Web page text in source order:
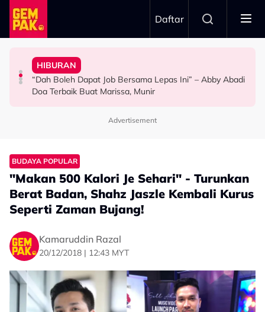
Skip to main content
Daftar
HIBURAN
Bawa Anak Ke Klinik, Syasya Rizal Terkejut Dikenali
Doktor
HIBURAN
“Dah Boleh Dapat Job Bersama Lepas Ini” – Abby Abadi
Doa Terbaik Buat Marissa, Munir
SELEBRITI
Michelle Yeoh Dinobatkan ‘Tokoh Perfileman Asia Tahun
Ini’ Di BIFF
BERITA
Kasihnya Ibu, Ikan Lumba-Lumba Enggan Tinggalkan
Anak Yang Sudah Mati
Advertisement
BUDAYA POPULAR
"Makan 500 Kalori Je Sehari" - Turunkan
Berat Badan, Shahz Jaszle Kembali Kurus
Seperti Zaman Bujang!
Kamaruddin Razal
20/12/2018 | 12:43 MYT